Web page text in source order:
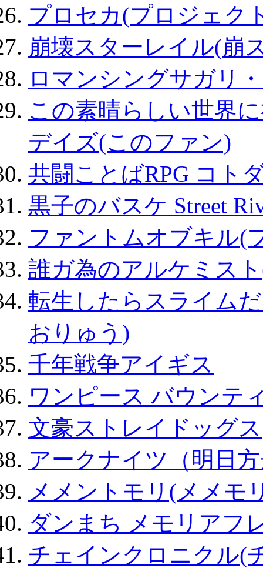
プロセカ(プロジェク
崩壊スターレイル(崩
ロマンシングサガリ
この素晴らしい世界
デイズ(このファン)
共闘ことばRPG コト
黒子のバスケ Street
ファントムオブキル(
誰ガ為のアルケミス
転生したらスライム
おりゅう)
千年戦争アイギス
ワンピース バウンテ
文豪ストレイドッグス
アークナイツ（明日
メメントモリ(メメモ
ダンまち メモリアフ
チェインクロニクル(